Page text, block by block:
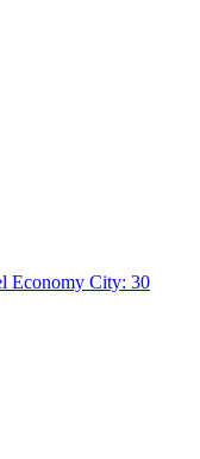
Economy City: 30